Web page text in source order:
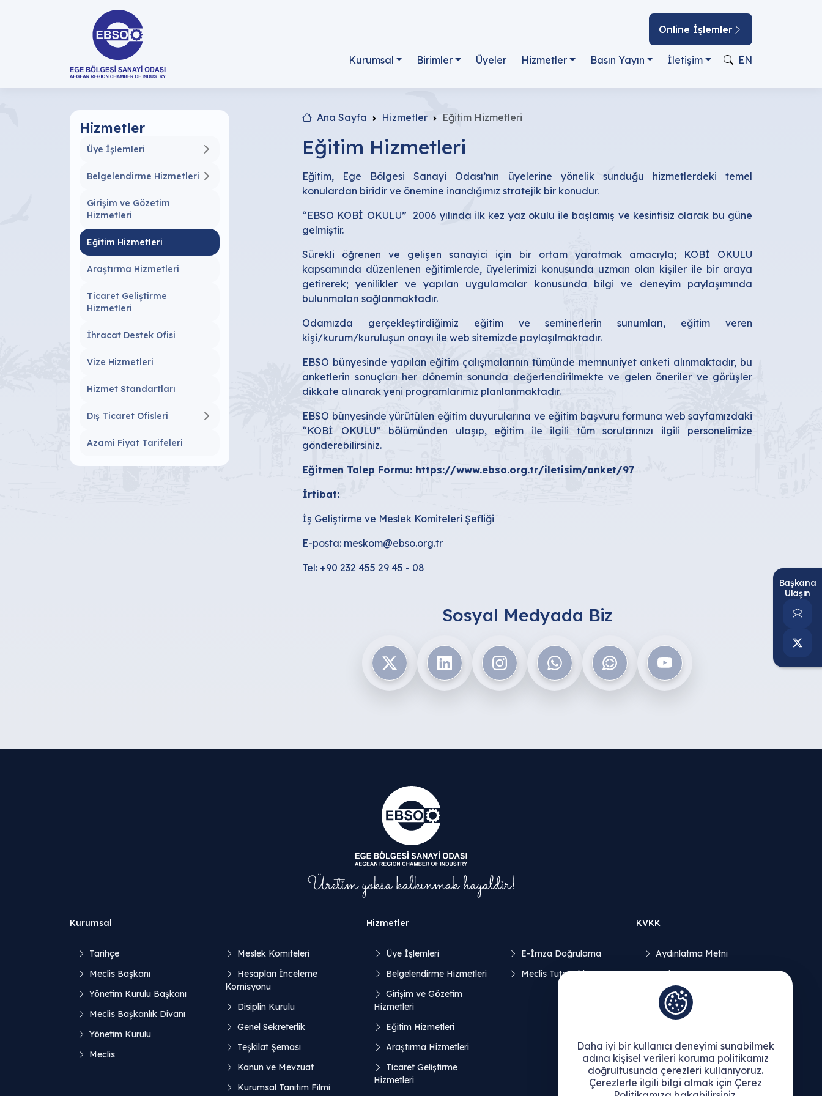
Online İşlemler
Kurumsal Birimler Üyeler Hizmetler Basın Yayın İletişim EN
Ana Sayfa Hizmetler Eğitim Hizmetleri
Eğitim Hizmetleri
Eğitim, Ege Bölgesi Sanayi Odası’nın üyelerine yönelik sunduğu hizmetlerdeki temel
konulardan biridir ve önemine inandığımız stratejik bir konudur.
“EBSO KOBİ OKULU” 2006 yılında ilk kez yaz okulu ile başlamış ve kesintisiz olarak bu güne
gelmiştir.
Sürekli öğrenen ve gelişen sanayici için bir ortam yaratmak amacıyla; KOBİ OKULU
kapsamında düzenlenen eğitimlerde, üyelerimizi konusunda uzman olan kişiler ile bir araya
getirerek; yenilikler ve yapılan uygulamalar konusunda bilgi ve deneyim paylaşımında
bulunmaları sağlanmaktadır.
Odamızda gerçekleştirdiğimiz eğitim ve seminerlerin sunumları, eğitim veren
kişi/kurum/kuruluşun onayı ile web sitemizde paylaşılmaktadır.
EBSO bünyesinde yapılan eğitim çalışmalarının tümünde memnuniyet anketi alınmaktadır, bu
anketlerin sonuçları her dönemin sonunda değerlendirilmekte ve gelen öneriler ve görüşler
dikkate alınarak yeni programlarımız planlanmaktadır.
EBSO bünyesinde yürütülen eğitim duyurularına ve eğitim başvuru formuna web sayfamızdaki
“KOBİ OKULU” bölümünden ulaşıp, eğitim ile ilgili tüm sorularınızı ilgili personelimize
gönderebilirsiniz.
Eğitmen Talep Formu: https://www.ebso.org.tr/iletisim/anket/97
İrtibat:
İş Geliştirme ve Meslek Komiteleri Şefliği
E-posta: meskom@ebso.org.tr
Tel: +90 232 455 29 45 - 08
Sosyal Medyada Biz
Hizmetler
Üye İşlemleri
Belgelendirme Hizmetleri
Girişim ve Gözetim
Hizmetleri
Eğitim Hizmetleri
Araştırma Hizmetleri
Ticaret Geliştirme
Hizmetleri
İhracat Destek Ofisi
Vize Hizmetleri
Hizmet Standartları
Dış Ticaret Ofisleri
Azami Fiyat Tarifeleri
Kurumsal
Tarihçe
Meclis Başkanı
Yönetim Kurulu Başkanı
Meclis Başkanlık Divanı
Yönetim Kurulu
Meclis
Meslek Komiteleri
Hesapları İnceleme
Komisyonu
Disiplin Kurulu
Genel Sekreterlik
Teşkilat Şeması
Kanun ve Mevzuat
Kurumsal Tanıtım Filmi
Hizmetler
Üye İşlemleri
Belgelendirme Hizmetleri
Girişim ve Gözetim
Hizmetleri
Eğitim Hizmetleri
Araştırma Hizmetleri
Ticaret Geliştirme
Hizmetleri
E-İmza Doğrulama
Meclis Tutanakları
KVKK
Aydınlatma Metni
Açık Rıza Beyanı
Çerez Politikası
Başkana
Ulaşın
Daha iyi bir kullanıcı deneyimi sunabilmek
adına kişisel verileri koruma politikamız
doğrultusunda çerezleri kullanıyoruz.
Çerezlerle ilgili bilgi almak için Çerez